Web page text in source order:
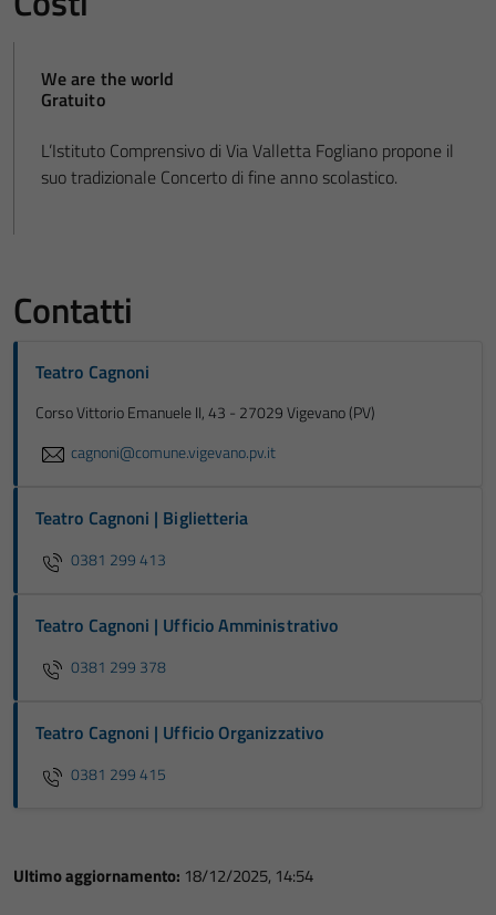
We are the world
Gratuito
L’Istituto Comprensivo di Via Valletta Fogliano propone il
suo tradizionale Concerto di fine anno scolastico.
Contatti
Teatro Cagnoni
Corso Vittorio Emanuele II, 43 - 27029 Vigevano (PV)
cagnoni@comune.vigevano.pv.it
Teatro Cagnoni | Biglietteria
0381 299 413
Teatro Cagnoni | Ufficio Amministrativo
0381 299 378
Teatro Cagnoni | Ufficio Organizzativo
0381 299 415
Ultimo aggiornamento: 18/12/2025, 14:54